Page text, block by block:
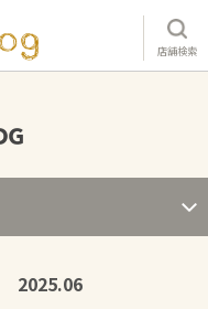
店舗検索
2025.06